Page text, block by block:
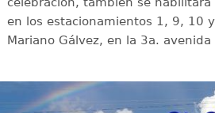
en los estacionamientos 1, 9, 10
Mariano Gálvez, en la 3a.